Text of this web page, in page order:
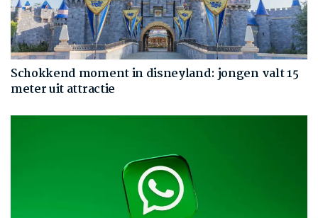
Schokkend moment in disneyland: jongen valt 15
meter uit attractie